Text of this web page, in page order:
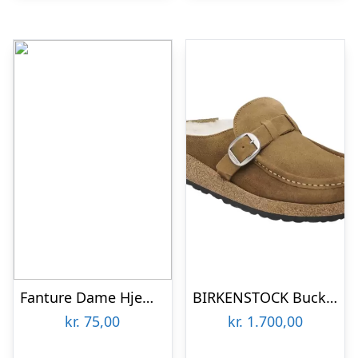
Fanture Dame Hjemmesko – Tan – 42
kr. 75,00
BIRKENSTOCK Buckley lammeskind 1018127
kr. 1.700,00